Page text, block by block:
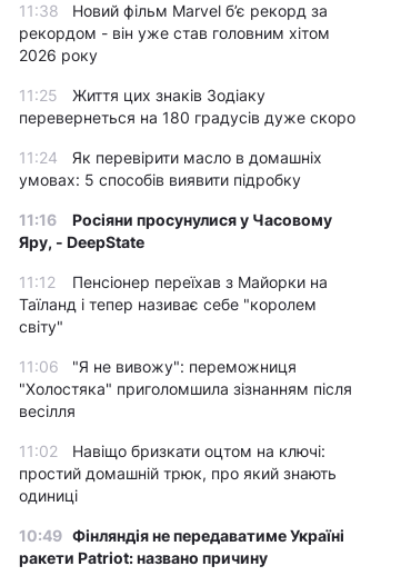
11:38
Новий фільм Marvel б’є рекорд за
рекордом - він уже став головним хітом
2026 року
11:25
Життя цих знаків Зодіаку
перевернеться на 180 градусів дуже скоро
11:24
Як перевірити масло в домашніх
умовах: 5 способів виявити підробку
11:16
Росіяни просунулися у Часовому
Яру, - DeepState
11:12
Пенсіонер переїхав з Майорки на
Таїланд і тепер називає себе "королем
світу"
11:06
"Я не вивожу": переможниця
"Холостяка" приголомшила зізнанням після
весілля
11:02
Навіщо бризкати оцтом на ключі:
простий домашній трюк, про який знають
одиниці
10:49 Фінляндія не передаватиме Україні
ракети Patriot: названо причину